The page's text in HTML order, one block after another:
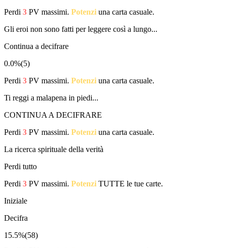
Perdi 3 PV massimi. Potenzi una carta casuale.
Gli eroi non sono fatti per leggere così a lungo...
Continua a decifrare
0.0%(5)
Perdi 3 PV massimi. Potenzi una carta casuale.
Ti reggi a malapena in piedi...
CONTINUA A DECIFRARE
Perdi 3 PV massimi. Potenzi una carta casuale.
La ricerca spirituale della verità
Perdi tutto
Perdi 3 PV massimi. Potenzi TUTTE le tue carte.
Iniziale
Decifra
15.5%(58)